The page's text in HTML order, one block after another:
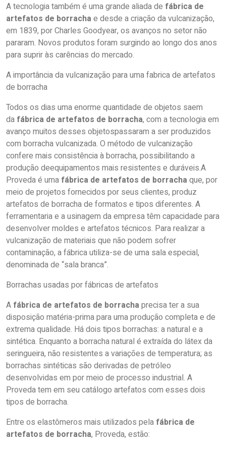
A tecnologia também é uma grande aliada de fábrica de
artefatos de borrachae desde a criação da vulcanização,
em 1839, por Charles Goodyear, os avanços no setor não
pararam. Novos produtos foram surgindo ao longo dos anos
para suprir às carências do mercado.
A importância da vulcanização para uma fabrica de artefatos
de borracha
Todos os dias uma enorme quantidade de objetos saem
da fábrica de artefatos de borracha, com a tecnologia em
avanço muitos desses objetospassaram a ser produzidos
com borracha vulcanizada. O método de vulcanização
confere mais consistência à borracha, possibilitando a
produção deequipamentos mais resistentes e duráveis.A
Proveda é uma fábrica de artefatos de borrachaque, por
meio de projetos fornecidos por seus clientes, produz
artefatos de borracha de formatos e tipos diferentes. A
ferramentaria e a usinagem da empresa têm capacidade para
desenvolver moldes e artefatos técnicos. Para realizar a
vulcanização de materiais que não podem sofrer
contaminação, a fábrica utiliza-se de uma sala especial,
denominada de “sala branca”.
Borrachas usadas por fábricas de artefatos
A fábrica de artefatos de borrachaprecisa ter a sua
disposição matéria-prima para uma produção completa e de
extrema qualidade. Há dois tipos borrachas: a natural e a
sintética. Enquanto a borracha natural é extraída do látex da
seringueira, não resistentes a variações de temperatura; as
borrachas sintéticas são derivadas de petróleo
desenvolvidas em por meio de processo industrial. A
Proveda tem em seu catálogo artefatos com esses dois
tipos de borracha.
Entre os elastômeros mais utilizados pela fábrica de
artefatos de borracha, Proveda, estão: